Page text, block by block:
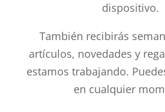
dispositivo.
También recibirás
artículos, novedades y
estamos trabajando.
en cualquier